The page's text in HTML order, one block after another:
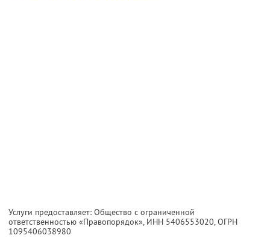
Услуги предоставляет: Общество с ограниченной
ответственностью «Правопорядок», ИНН 5406553020, ОГРН
1095406038980